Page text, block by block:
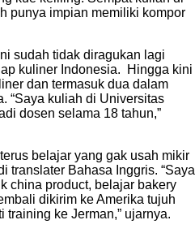
punya impian memiliki kompor
sudah tidak diragukan lagi
kuliner Indonesia. Hingga kini
dan termasuk dua dalam
“Saya kuliah di Universitas
dosen selama 18 tahun,”
belajar yang gak usah mikir
translater Bahasa Inggris. “Saya
china product, belajar bakery
dikirim ke Amerika tujuh
ke Jerman,” ujarnya.